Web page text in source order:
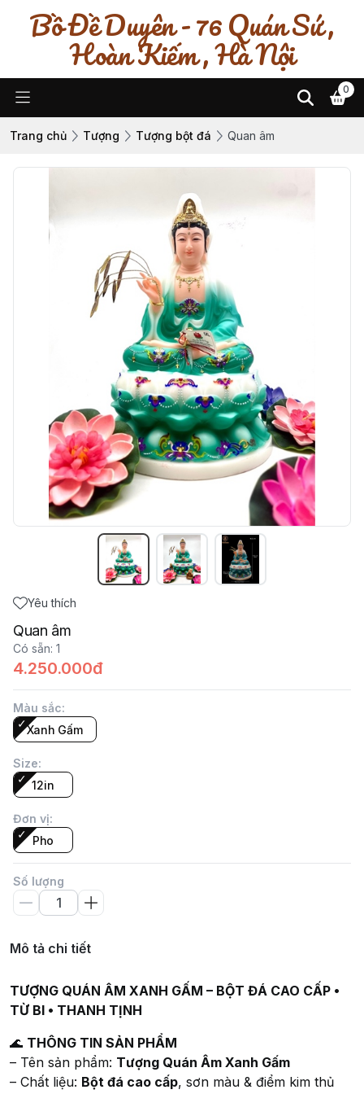
Bồ Đề Duyên - 76 Quán Sứ ,
Hoàn Kiếm , Hà Nội
0
Trang chủ Tượng Tượng bột đá Quan âm
Yêu thích
Quan âm
Có sẵn: 1
4.250.000đ
Màu sắc:
Xanh Gấm
Size:
12in
Đơn vị:
Pho
Số lượng
Mô tả chi tiết
TƯỢNG QUÁN ÂM XANH GẤM – BỘT ĐÁ CAO CẤP •
TỪ BI • THANH TỊNH
🌊 THÔNG TIN SẢN PHẨM
– Tên sản phẩm: Tượng Quán Âm Xanh Gấm
– Chất liệu: Bột đá cao cấp, sơn màu & điểm kim thủ